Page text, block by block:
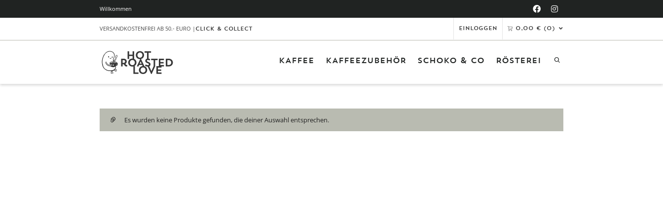
Willkommen
VERSANDKOSTENFREI AB 50.- EURO | Click & Collect Einloggen 0,00 € (0)
KAFFEE KAFFEEZUBEHÖR SCHOKO & CO RÖSTEREI
Es wurden keine Produkte gefunden, die deiner Auswahl entsprechen.